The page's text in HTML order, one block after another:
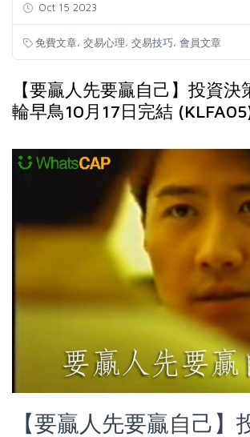
Oct 15 2023
免費文章, 交易心理, 交易技巧, 會員文章
【要贏人先要贏自己】投資決
輪早鳥10月17日完結
【要贏人先要贏自己】